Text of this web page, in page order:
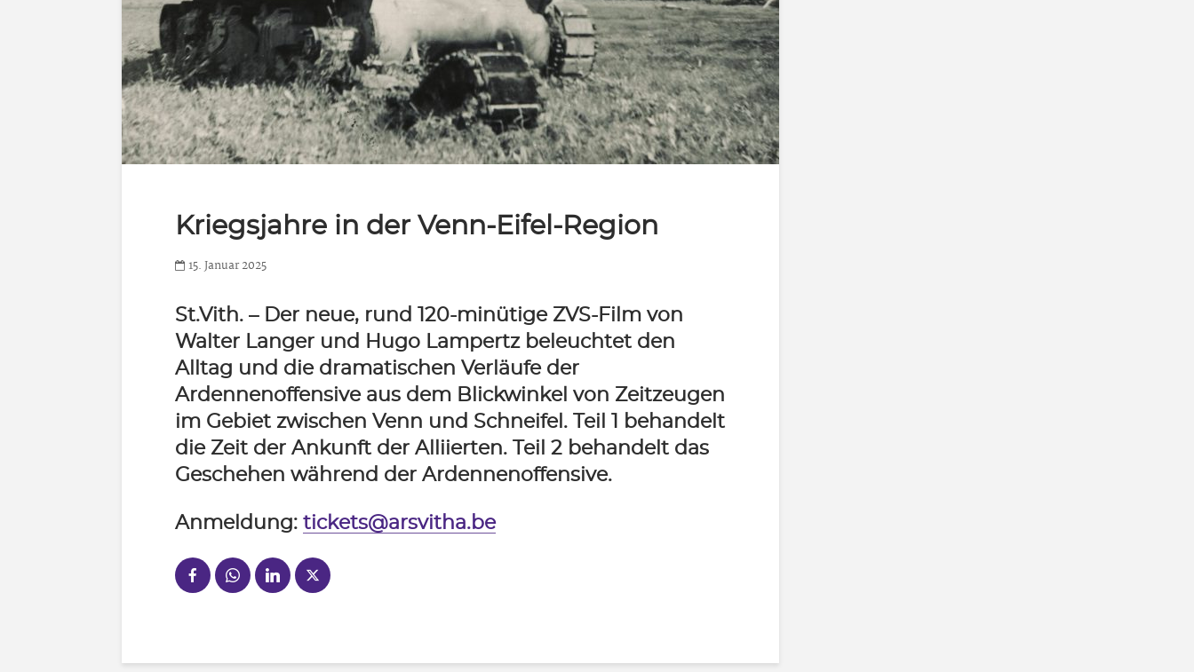
Kriegsjahre in der Venn-Eifel-Region
15. Januar 2025
St.Vith. – Der neue, rund 120-minütige ZVS-Film von
Walter Langer und Hugo Lampertz beleuchtet den
Alltag und die dramatischen Verläufe der
Ardennenoffensive aus dem Blickwinkel von Zeitzeugen
im Gebiet zwischen Venn und Schneifel. Teil 1 behandelt
die Zeit der Ankunft der Alliierten. Teil 2 behandelt das
Geschehen während der Ardennenoffensive.
Anmeldung: tickets@arsvitha.be